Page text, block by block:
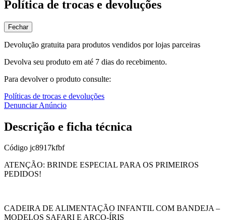
Política de trocas e devoluções
Fechar
Devolução gratuita para produtos vendidos por lojas parceiras
Devolva seu produto em até 7 dias do recebimento.
Para devolver o produto consulte:
Políticas de trocas e devoluções
Denunciar Anúncio
Descrição e ficha técnica
Código jc8917kfbf
ATENÇÃO: BRINDE ESPECIAL PARA OS PRIMEIROS
PEDIDOS!
CADEIRA DE ALIMENTAÇÃO INFANTIL COM BANDEJA –
MODELOS SAFARI E ARCO-ÍRIS